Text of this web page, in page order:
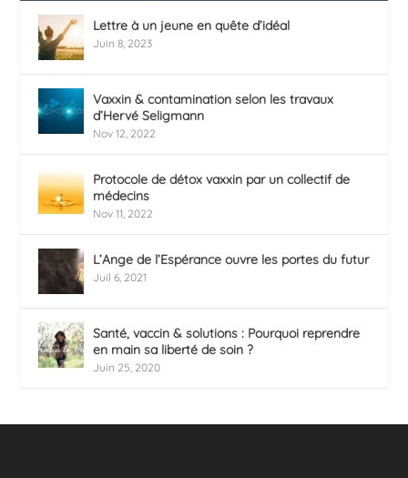
Lettre à un jeune en quête d’idéal
Juin 8, 2023
Vaxxin & contamination selon les travaux
d’Hervé Seligmann
Nov 12, 2022
Protocole de détox vaxxin par un collectif de
médecins
Nov 11, 2022
L’Ange de l’Espérance ouvre les portes du futur
Juil 6, 2021
Santé, vaccin & solutions : Pourquoi reprendre
en main sa liberté de soin ?
Juin 25, 2020